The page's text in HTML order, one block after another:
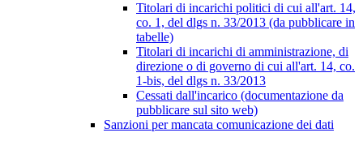
Titolari di incarichi politici di cui all'art. 14,
co. 1, del dlgs n. 33/2013 (da pubblicare in
tabelle)
Titolari di incarichi di amministrazione, di
direzione o di governo di cui all'art. 14, co.
1-bis, del dlgs n. 33/2013
Cessati dall'incarico (documentazione da
pubblicare sul sito web)
Sanzioni per mancata comunicazione dei dati